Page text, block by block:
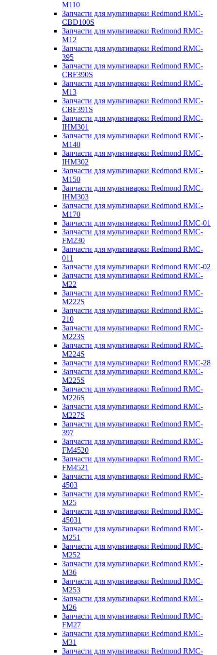
M110
Запчасти для мультиварки Redmond RMC-
CBD100S
Запчасти для мультиварки Redmond RMC-
M12
Запчасти для мультиварки Redmond RMC-
395
Запчасти для мультиварки Redmond RMC-
CBF390S
Запчасти для мультиварки Redmond RMC-
M13
Запчасти для мультиварки Redmond RMC-
CBF391S
Запчасти для мультиварки Redmond RMC-
IHM301
Запчасти для мультиварки Redmond RMC-
M140
Запчасти для мультиварки Redmond RMC-
IHM302
Запчасти для мультиварки Redmond RMC-
M150
Запчасти для мультиварки Redmond RMC-
IHM303
Запчасти для мультиварки Redmond RMC-
M170
Запчасти для мультиварки Redmond RMC-01
Запчасти для мультиварки Redmond RMC-
FM230
Запчасти для мультиварки Redmond RMC-
011
Запчасти для мультиварки Redmond RMC-02
Запчасти для мультиварки Redmond RMC-
M22
Запчасти для мультиварки Redmond RMC-
M222S
Запчасти для мультиварки Redmond RMC-
210
Запчасти для мультиварки Redmond RMC-
M223S
Запчасти для мультиварки Redmond RMC-
M224S
Запчасти для мультиварки Redmond RMC-28
Запчасти для мультиварки Redmond RMC-
M225S
Запчасти для мультиварки Redmond RMC-
M226S
Запчасти для мультиварки Redmond RMC-
M227S
Запчасти для мультиварки Redmond RMC-
397
Запчасти для мультиварки Redmond RMC-
FM4520
Запчасти для мультиварки Redmond RMC-
FM4521
Запчасти для мультиварки Redmond RMC-
4503
Запчасти для мультиварки Redmond RMC-
M25
Запчасти для мультиварки Redmond RMC-
45031
Запчасти для мультиварки Redmond RMC-
M251
Запчасти для мультиварки Redmond RMC-
M252
Запчасти для мультиварки Redmond RMC-
M36
Запчасти для мультиварки Redmond RMC-
M253
Запчасти для мультиварки Redmond RMC-
M26
Запчасти для мультиварки Redmond RMC-
FM27
Запчасти для мультиварки Redmond RMC-
M31
Запчасти для мультиварки Redmond RMC-